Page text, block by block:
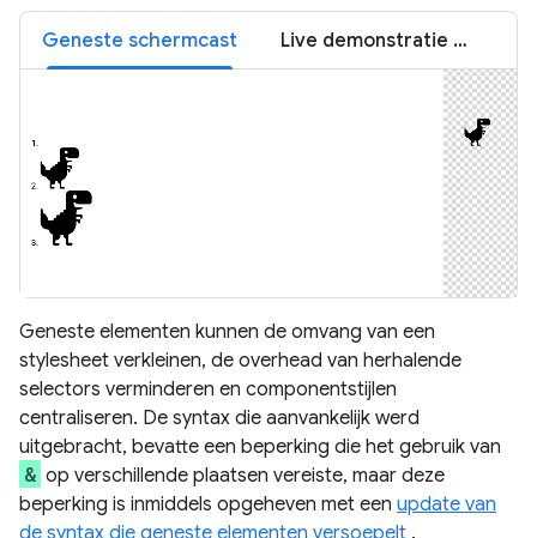
Geneste schermcast Live demonstratie van geneste structuren
Geneste elementen kunnen de omvang van een
stylesheet verkleinen, de overhead van herhalende
selectors verminderen en componentstijlen
centraliseren. De syntax die aanvankelijk werd
uitgebracht, bevatte een beperking die het gebruik van
& op verschillende plaatsen vereiste, maar deze
beperking is inmiddels opgeheven met een update van
de syntax die geneste elementen versoepelt .